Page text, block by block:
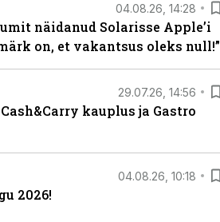
04.08.26, 14:28
näidanud Solarisse Apple’i
on, et vakantsus oleks null!”
29.07.26, 14:56
kauplus ja Gastro
04.08.26, 10:18
2026!